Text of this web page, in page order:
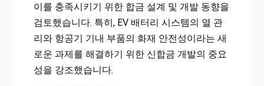
이를 충족시키기 위한 합금 설계 및 개발 동향을
검토했습니다. 특히, EV 배터리 시스템의 열 관
리와 항공기 기내 부품의 화재 안전성이라는 새
로운 과제를 해결하기 위한 신합금 개발의 중요
성을 강조했습니다.